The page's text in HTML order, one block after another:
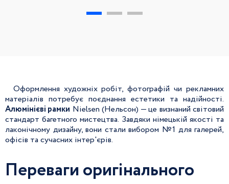
Оформлення художніх робіт, фотографій чи рекламних
матеріалів потребує поєднання естетики та надійності.
Алюмінієві рамки Nielsen (Нельсон) — це визнаний світовий
стандарт багетного мистецтва. Завдяки німецькій якості та
лаконічному дизайну, вони стали вибором №1 для галерей,
офісів та сучасних інтер'єрів.
Переваги оригінального